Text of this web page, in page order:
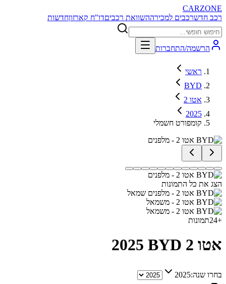
CARZONE
רכב חדשרכבים למכירההשוואת רכביםדו"ח קארזוןחדשות
הרשמה/התחברות
ראשי
BYD
אטו 2
2025
קומפורט חשמלי
הצג את כל התמונות
+
24תמונות
BYD אטו 2 2025
בחרו שנה:2025